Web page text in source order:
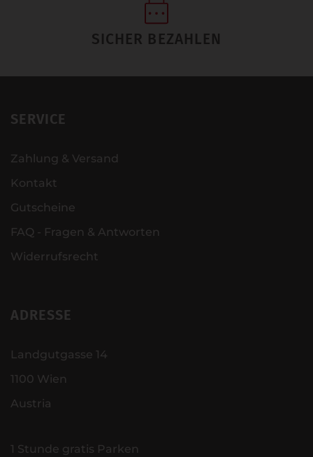
SICHER BEZAHLEN
SERVICE
Zahlung & Versand
Kontakt
Gutscheine
FAQ - Fragen & Antworten
Widerrufsrecht
ADRESSE
Landgutgasse 14
1100 Wien
Austria
1 Stunde gratis Parken